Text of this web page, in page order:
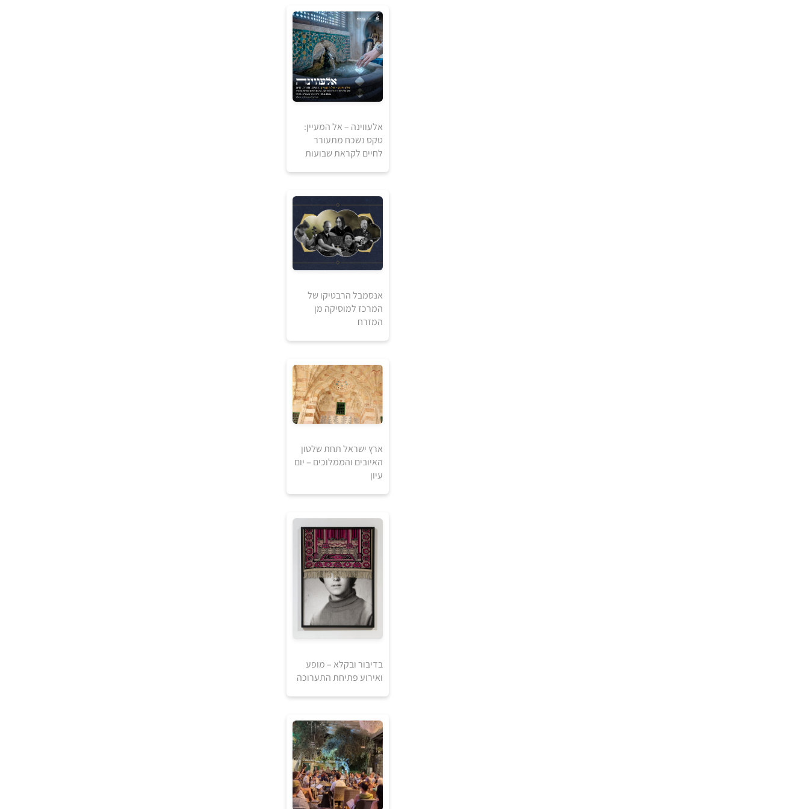
אזל מהמלאי
60
₪
למידע ולרכישה
אלעווינה – אל המעיין:
טקס נשכח מתעורר
לחיים לקראת שבועות
30
₪
למידע ולרכישה
אנסמבל הרבטיקו של
המרכז למוסיקה מן
המזרח
0
₪
למידע ולרכישה
ארץ ישראל תחת שלטון
האיובים והממלוכים – יום
עיון
בדיבור ובקלא – מופע
ואירוע פתיחת התערוכה